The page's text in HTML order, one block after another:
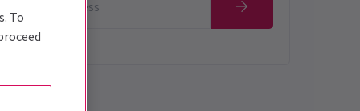
To